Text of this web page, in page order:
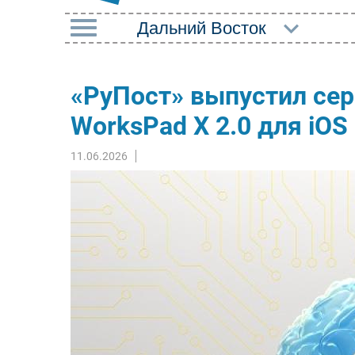
Импорто­замещение
Автоматизация
Промышленности
Интернет
Мобильная связь
Фиксированная связь
Интеграция
Рынок ПК
Кадры
«РуПост» выпустил
WorksPad X 2.0 для
11.06.2026